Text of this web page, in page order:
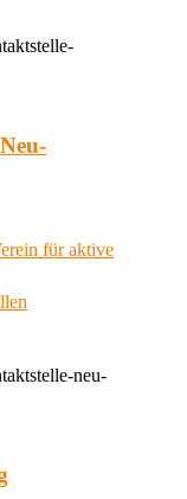
für aktive
neu-